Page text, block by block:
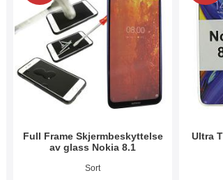
Full Frame Skjermbeskyttelse
av glass Nokia 8.1
Varenummer 30237
Sort
Ultra